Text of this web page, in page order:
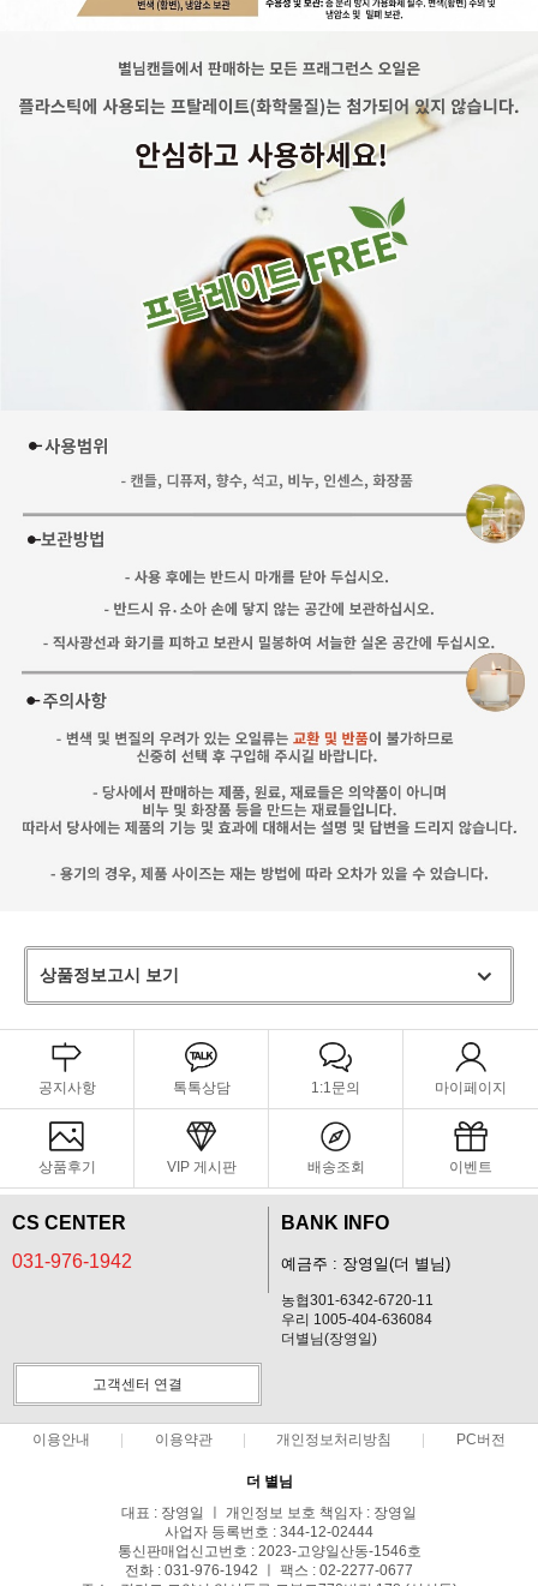
상품정보고시 보기
공지사항 톡톡상담 1:1문의 마이페이지
상품후기 VIP 게시판 배송조회 이벤트
CS CENTER
031-976-1942
BANK INFO
예금주 : 장영일(더 별님)
농협301-6342-6720-11
우리 1005-404-636084
더별님(장영일)
고객센터 연결
이용안내 이용약관 개인정보처리방침 PC버전
더 별님
대표 : 장영일 ㅣ 개인정보 보호 책임자 : 장영일
사업자 등록번호 : 344-12-02444
통신판매업신고번호 : 2023-고양일산동-1546호
전화 : 031-976-1942 ㅣ 팩스 : 02-2277-0677